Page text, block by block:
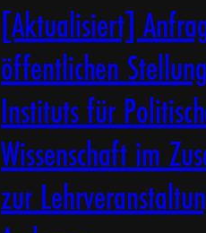
[Aktualisiert]
öffentlichen
Instituts für
Wissenschaft im
zur